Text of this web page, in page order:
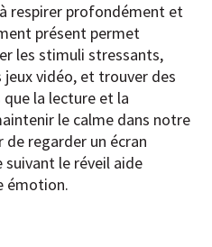
respirer profondément et
présent permet
les stimuli stressants,
vidéo, et trouver des
la lecture et la
le calme dans notre
de regarder un écran
suivant le réveil aide
émotion.